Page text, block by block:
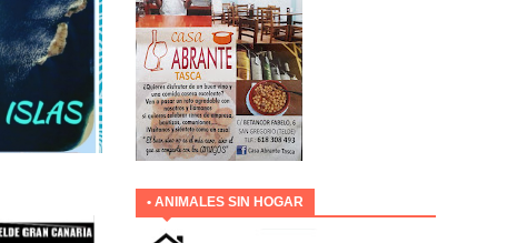
• ANIMALES SIN HOGAR